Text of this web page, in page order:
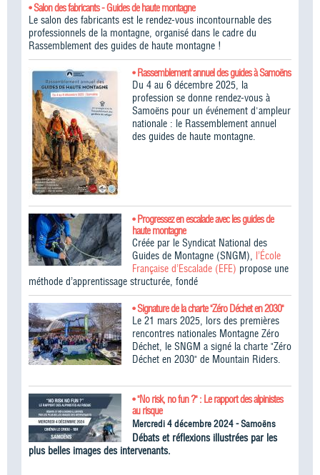
• Salon des fabricants - Guides de haute montagne
Le salon des fabricants est le rendez-vous incontournable des
professionnels de la montagne, organisé dans le cadre du
Rassemblement des guides de haute montagne !​
• Rassemblement annuel des guides à Samoëns
Du 4 au 6 décembre 2025, la
profession se donne rendez-vous à
Samoëns pour un événement d'ampleur
nationale : le Rassemblement annuel
des guides de haute montagne.
• Progressez en escalade avec les guides de
haute montagne
Créée par le Syndicat National des
Guides de Montagne (SNGM), l’École
Française d’Escalade (EFE) propose une
méthode d’apprentissage structurée, fondé
• Signature de la charte "Zéro Déchet en 2030"
Le 21 mars 2025, lors des premières
rencontres nationales Montagne Zéro
Déchet, le SNGM a signé la charte "Zéro
Déchet en 2030" de Mountain Riders.
• "No risk, no fun ?" : Le rapport des alpinistes
au risque
Mercredi 4 décembre 2024 - Samoëns
Débats et réflexions illustrées par les
plus belles images des intervenants.